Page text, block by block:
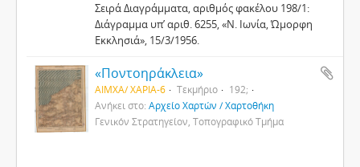
Σειρά Διαγράμματα, αριθμός φακέλου 198/1:
Διάγραμμα υπ’ αριθ. 6255, «Ν. Ιωνία, Ώμορφη
Εκκλησιά», 15/3/1956.
«Ποντοηράκλεια»
ΑΙΜΧΑ/ ΧΑΡΙΑ-6 Τεκμήριο
192;
Ανήκει στο: Αρχείο Χαρτών / Χαρτοθήκη
Γενικόν Στρατηγείον, Τοπογραφικό Τμήμα